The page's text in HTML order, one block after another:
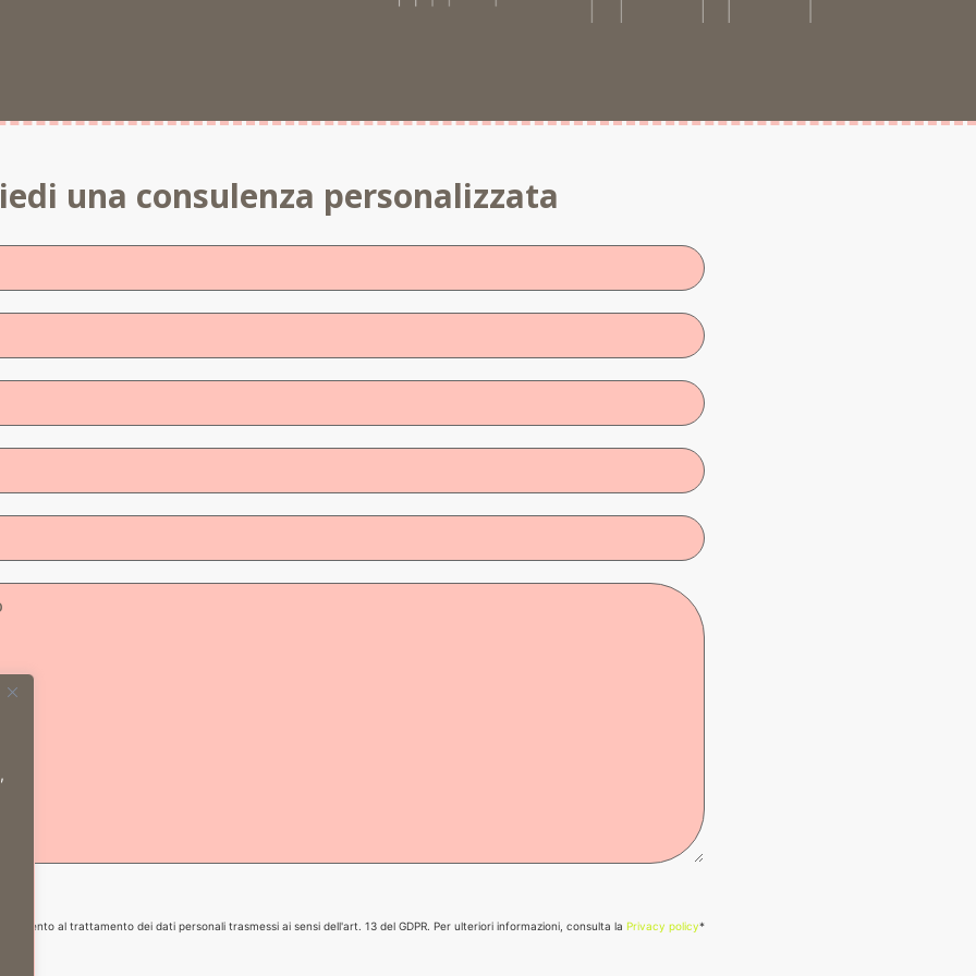
una consulenza personalizzata
al trattamento dei dati personali trasmessi ai sensi dell'art. 13 del GDPR. Per ulteriori informazioni, consulta la Privacy policy*